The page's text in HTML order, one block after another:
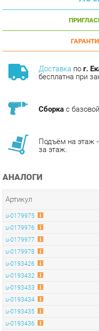
по г.
бесплатна при
Подъём на этаж -
АНАЛОГИ
u-0179976
u-0193433
u-0193434
u-0193435
u-0193436
u-0193437
u-0193439
u-0193445